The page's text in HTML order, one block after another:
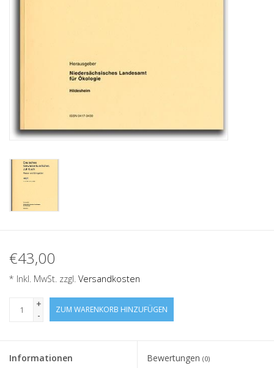
€43,00
* Inkl. MwSt. zzgl. Versandkosten
+
-
ZUM WARENKORB HINZUFÜGEN
Informationen Bewertungen (0)